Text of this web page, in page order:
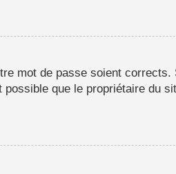
mot de passe soient
que le propriétaire du